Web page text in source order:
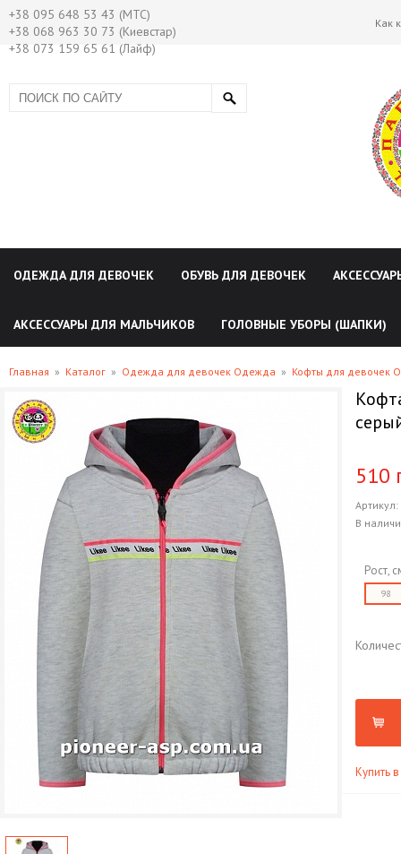
+38 095 648 53 43 (МТС)
+38 068 963 30 73 (Киевстар)
+38 073 159 65 61 (Лайф)
Как
ОДЕЖДА ДЛЯ ДЕВОЧЕК ОБУВЬ ДЛЯ ДЕВОЧЕК
АКСЕССУАРЫ ДЛЯ МАЛЬЧИКОВ ГОЛОВНЫЕ УБОРЫ (ШАПКИ)
Главная » Каталог » Одежда для девочек Одежда » Кофты для девочек
510
Артикул:
В
Рост,
98
Купить